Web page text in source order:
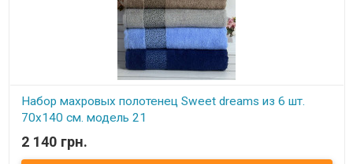
Набор махровых полотенец Sweet dreams из 6 шт.
70x140 см. модель 21
В наличии
2 140 грн.